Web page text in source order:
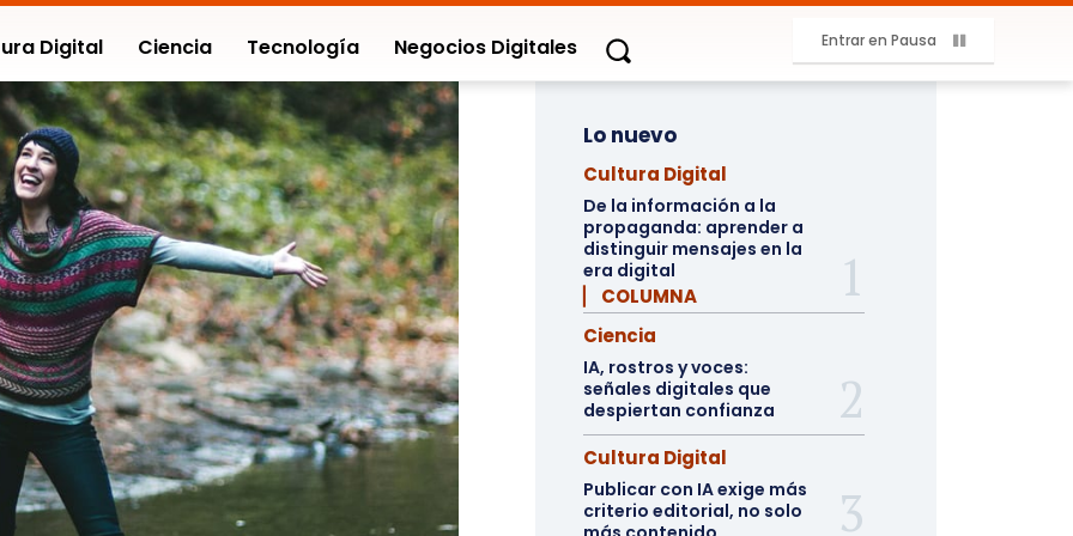
Digital Ciencia Tecnología Negocios Digitales Entrar en Pausa
Lo nuevo
Cultura Digital
De la información a la
propaganda: aprender a
distinguir mensajes en la
era digital
▏ COLUMNA
Ciencia
IA, rostros y voces:
señales digitales que
despiertan confianza
Cultura Digital
Publicar con IA exige más
criterio editorial, no solo